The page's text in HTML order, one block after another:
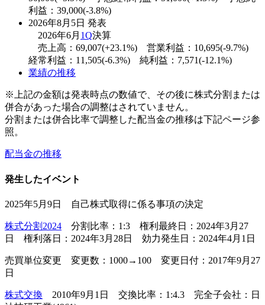
利益：39,000(-3.8%)
2026年8月5日 発表
2026年6月 1Q決算
売上高：69,007(+23.1%) 営業利益：10,695(-9.7%)
経常利益：11,505(-6.3%) 純利益：7,571(-12.1%)
業績の推移
※上記の金額は発表時点の数値で、その後に株式分割または
併合があった場合の調整はされていません。
分割または併合比率で調整した配当金の推移は下記ページ参
照。
配当金の推移
発生したイベント
2025年5月9日 自己株式取得に係る事項の決定
株式分割2024 分割比率：1:3 権利最終日：2024年3月27
日 権利落日：2024年3月28日 効力発生日：2024年4月1日
売買単位変更 変更数：1000→100 変更日付：2017年9月27
日
株式交換 2010年9月1日 交換比率：1:4.3 完全子会社：日